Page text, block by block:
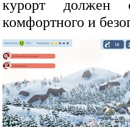
курорт должен
комфортного и